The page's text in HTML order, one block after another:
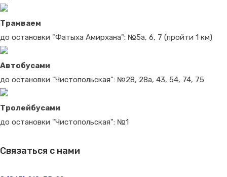
Трамваем
до остановки "Фатыха Амирхана": №5а, 6, 7 (пройти 1 км)
Автобусами
до остановки "Чистопольская": №28, 28а, 43, 54, 74, 75
Тролейбусами
до остановки "Чистопольская": №1
Связаться с нами